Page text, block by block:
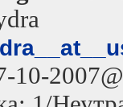
10-